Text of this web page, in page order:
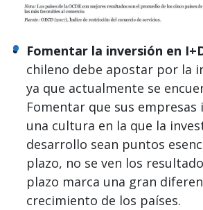
Fomentar la inversión en
chileno debe apostar por la
ya que actualmente se
Fomentar que sus
una cultura en la que la
desarrollo sean puntos
plazo, no se ven los
plazo marca una gran
crecimiento de los países.